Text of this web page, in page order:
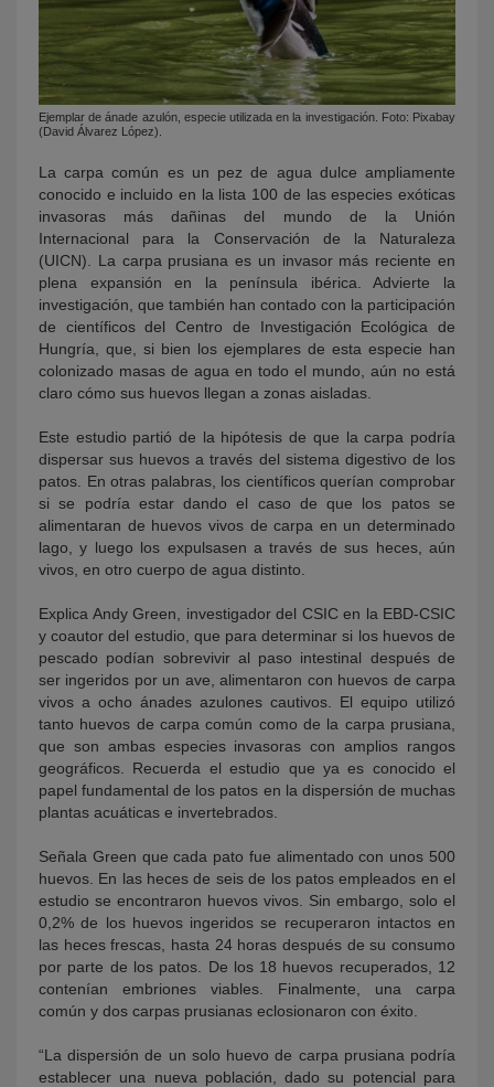
Ejemplar de ánade azulón, especie utilizada en la investigación. Foto: Pixabay
(David Álvarez López).
La carpa común es un pez de agua dulce ampliamente
conocido e incluido en la lista 100 de las especies exóticas
invasoras más dañinas del mundo de la Unión
Internacional para la Conservación de la Naturaleza
(UICN). La carpa prusiana es un invasor más reciente en
plena expansión en la península ibérica. Advierte la
investigación, que también han contado con la participación
de científicos del Centro de Investigación Ecológica de
Hungría, que, si bien los ejemplares de esta especie han
colonizado masas de agua en todo el mundo, aún no está
claro cómo sus huevos llegan a zonas aisladas.
Este estudio partió de la hipótesis de que la carpa podría
dispersar sus huevos a través del sistema digestivo de los
patos. En otras palabras, los científicos querían comprobar
si se podría estar dando el caso de que los patos se
alimentaran de huevos vivos de carpa en un determinado
lago, y luego los expulsasen a través de sus heces, aún
vivos, en otro cuerpo de agua distinto.
Explica Andy Green, investigador del CSIC en la EBD-CSIC
y coautor del estudio, que para determinar si los huevos de
pescado podían sobrevivir al paso intestinal después de
ser ingeridos por un ave, alimentaron con huevos de carpa
vivos a ocho ánades azulones cautivos. El equipo utilizó
tanto huevos de carpa común como de la carpa prusiana,
que son ambas especies invasoras con amplios rangos
geográficos. Recuerda el estudio que ya es conocido el
papel fundamental de los patos en la dispersión de muchas
plantas acuáticas e invertebrados.
Señala Green que cada pato fue alimentado con unos 500
huevos. En las heces de seis de los patos empleados en el
estudio se encontraron huevos vivos. Sin embargo, solo el
0,2% de los huevos ingeridos se recuperaron intactos en
las heces frescas, hasta 24 horas después de su consumo
por parte de los patos. De los 18 huevos recuperados, 12
contenían embriones viables. Finalmente, una carpa
común y dos carpas prusianas eclosionaron con éxito.
“La dispersión de un solo huevo de carpa prusiana podría
establecer una nueva población, dado su potencial para